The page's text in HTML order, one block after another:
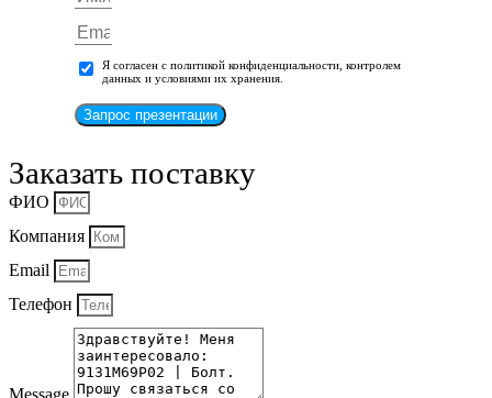
Я согласен с политикой конфиденциальности, контролем
данных и условиями их хранения.
Запрос презентации
Заказать поставку
ФИО
Компания
Email
Телефон
Message